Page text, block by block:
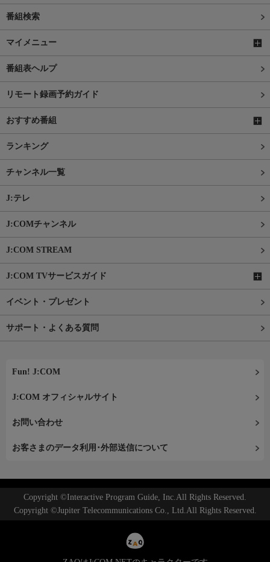
番組検索
マイメニュー
番組表ヘルプ
リモート録画予約ガイド
おすすめ番組
ランキング
チャンネル一覧
J:テレ
J:COMチャンネル
J:COM STREAM
J:COM TVサービスガイド
イベント・プレゼント
サポート・よくある質問
Fun! J:COM
J:COM オフィシャルサイト
お問い合わせ
お客さまのデータ利用･外部送信について
Copyright ©Interactive Program Guide, Inc.All Rights Reserved.
Copyright ©Jupiter Telecommunications Co., Ltd.All Rights Reserved.